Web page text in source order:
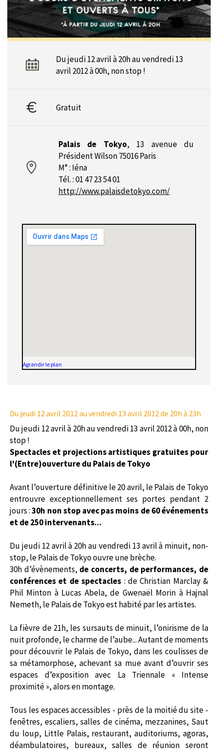
Du jeudi 12 avril à 20h au vendredi 13
avril 2012 à 00h, non stop !
Gratuit
Palais de Tokyo, 13 avenue du
Président Wilson 75016 Paris
M° : Iéna
Tél. : 01 47 23 54 01
http://www.palaisdetokyo.com/
Agrandir le plan
Du jeudi 12 avril 2012au vendredi 13 avril 2012 de 20h à 23h
Du jeudi 12 avril à 20h au vendredi 13 avril 2012 à 00h, non
stop !
Spectacles et projections artistiques gratuites pour
l'(Entre)ouverture du Palais de Tokyo
Avant l’ouverture définitive le 20 avril, le Palais de Tokyo
entrouvre exceptionnellement ses portes pendant 2
jours :30h non stop avec pas moins de 60 événements
et de 250 intervenants...
Du jeudi 12 avril à 20h au vendredi 13 avril à minuit, non-
stop, le Palais de Tokyo ouvre une brèche.
30h d’évènements, de concerts, de performances, de
conférences et de spectacles : de Christian Marclay &
Phil Minton à Lucas Abela, de Gwenaël Morin à Hajnal
Nemeth, le Palais de Tokyo est habité par les artistes.
La fièvre de 21h, les sursauts de minuit, l’onirisme de la
nuit profonde, le charme de l’aube... Autant de moments
pour découvrir le Palais de Tokyo, dans les coulisses de
sa métamorphose, achevant sa mue avant d’ouvrir ses
espaces d’exposition avec La Triennale « Intense
proximité », alors en montage.
Tous les espaces accessibles - près de la moitié du site -
fenêtres, escaliers, salles de cinéma, mezzanines, Saut
du loup, Little Palais, restaurant, auditoriums, agoras,
déambulatoires, bureaux, salles de réunion seront